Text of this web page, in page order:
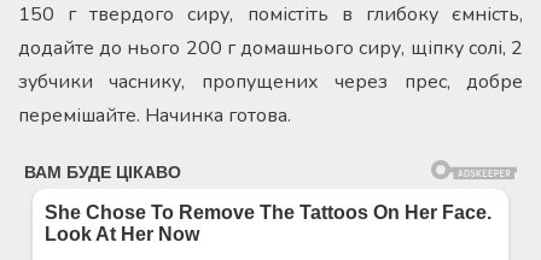
150 г твердого сиру, помістіть в глибоку ємність,
додайте до нього 200 г домашнього сиру, щіпку солі, 2
зубчики часнику, пропущених через прес, добре
перемішайте. Начинка готова.